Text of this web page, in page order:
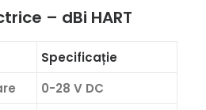
– dBi HART
Specificație
0-28 V DC